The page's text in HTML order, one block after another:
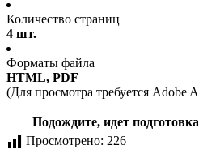
Количество страниц
4 шт.
Форматы файла
HTML, PDF
(Для просмотра требуется Adobe
Подождите, идет
Просмотрено: 226